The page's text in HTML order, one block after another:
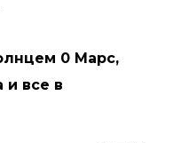
0 Марс,
и все в